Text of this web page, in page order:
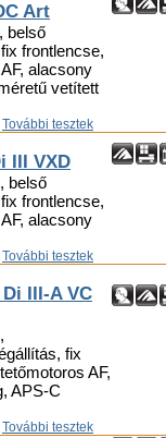
Art
belső
frontlencse,
alacsony
vetített
További tesztek
III VXD
belső
frontlencse,
alacsony
További tesztek
III-A VC
fix
AF,
APS-C
További tesztek